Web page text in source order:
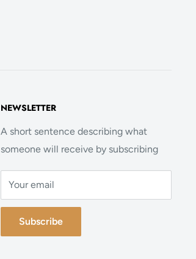
NEWSLETTER
A short sentence describing what
someone will receive by subscribing
Your email
Subscribe